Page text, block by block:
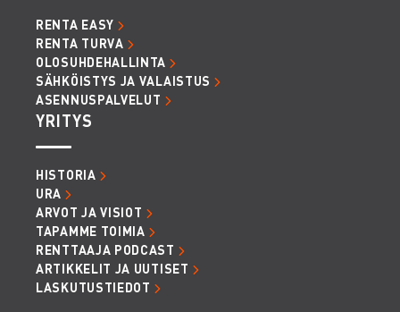
RENTA EASY
RENTA TURVA
OLOSUHDEHALLINTA
SÄHKÖISTYS JA VALAISTUS
ASENNUSPALVELUT
YRITYS
HISTORIA
URA
ARVOT JA VISIOT
TAPAMME TOIMIA
RENTTAAJA PODCAST
ARTIKKELIT JA UUTISET
LASKUTUSTIEDOT